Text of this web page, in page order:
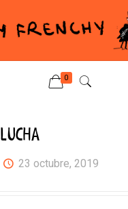
0
LUCHA
23 octubre, 2019